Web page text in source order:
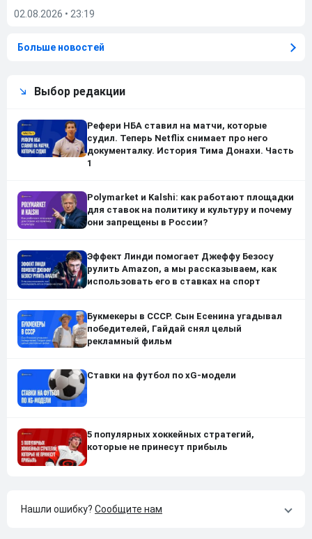
02.08.2026 • 23:19
Больше новостей
Выбор редакции
Рефери НБА ставил на матчи, которые
судил. Теперь Netflix снимает про него
документалку. История Тима Донахи. Часть
1
Polymarket и Kalshi: как работают площадки
для ставок на политику и культуру и почему
они запрещены в России?
Эффект Линди помогает Джеффу Безосу
рулить Amazon, а мы рассказываем, как
использовать его в ставках на спорт
Букмекеры в СССР. Сын Есенина угадывал
победителей, Гайдай снял целый
рекламный фильм
Ставки на футбол по xG-модели
5 популярных хоккейных стратегий,
которые не принесут прибыль
Нашли ошибку? Сообщите нам